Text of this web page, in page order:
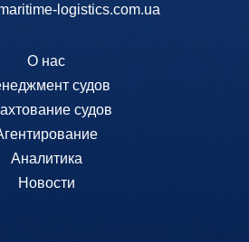
logistics.com.ua
О нас
судов
судов
Аналитика
Новости